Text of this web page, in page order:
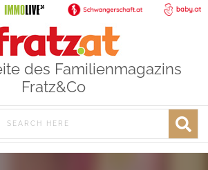
des Familienmagazins
Fratz&Co